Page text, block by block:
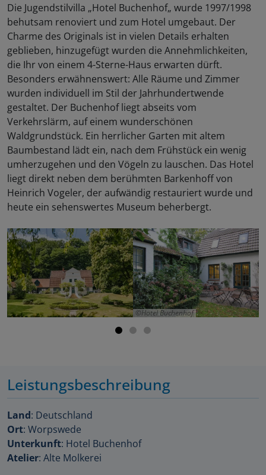
Die Jugendstilvilla „Hotel Buchenhof„ wurde 1997/1998
behutsam renoviert und zum Hotel umgebaut. Der
Charme des Originals ist in vielen Details erhalten
geblieben, hinzugefügt wurden die Annehmlichkeiten,
die Ihr von einem 4-Sterne-Haus erwarten dürft.
Besonders erwähnenswert: Alle Räume und Zimmer
wurden individuell im Stil der Jahrhundertwende
gestaltet. Der Buchenhof liegt abseits vom
Verkehrslärm, auf einem wunderschönen
Waldgrundstück. Ein herrlicher Garten mit altem
Baumbestand lädt ein, nach dem Frühstück ein wenig
umherzugehen und den Vögeln zu lauschen. Das Hotel
liegt direkt neben dem berühmten Barkenhoff von
Heinrich Vogeler, der aufwändig restauriert wurde und
heute ein sehenswertes Museum beherbergt.
Hotel Buchenhof
Leistungsbeschreibung
Land: Deutschland
Ort: Worpswede
Unterkunft: Hotel Buchenhof
Atelier: Alte Molkerei